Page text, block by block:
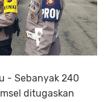
- Sebanyak 240
ditugaskan